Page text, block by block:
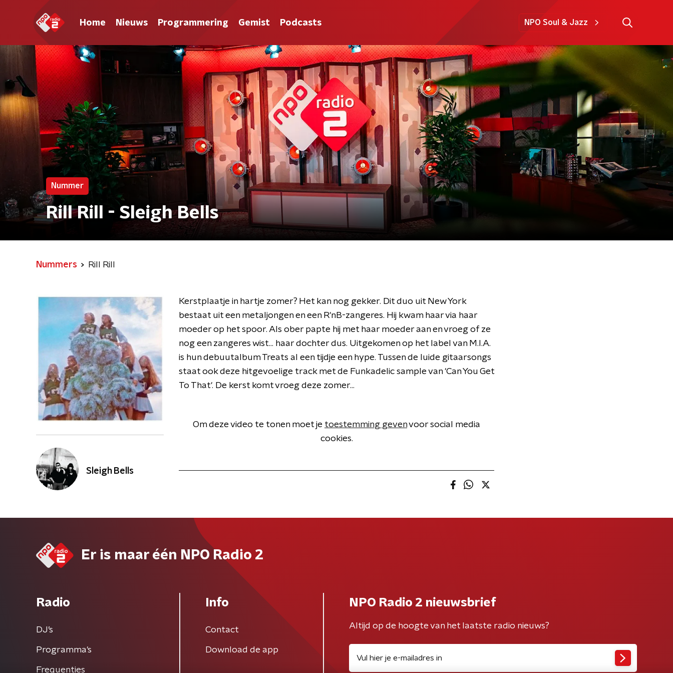
Home Nieuws Programmering Gemist Podcasts NPO Soul & Jazz
Nummer
Rill Rill - Sleigh Bells
Nummers Rill Rill
Sleigh Bells
Kerstplaatje in hartje zomer? Het kan nog gekker. Dit duo uit New York
bestaat uit een metaljongen en een R'nB-zangeres. Hij kwam haar via haar
moeder op het spoor. Als ober papte hij met haar moeder aan en vroeg of ze
nog een zangeres wist... haar dochter dus. Uitgekomen op het label van M.I.A.
is hun debuutalbum Treats al een tijdje een hype. Tussen de luide gitaarsongs
staat ook deze hitgevoelige track met de Funkadelic sample van 'Can You Get
To That'. De kerst komt vroeg deze zomer...
Om deze video te tonen moet je toestemming gevenvoor social media
cookies.
Er is maar één NPO Radio 2
Radio
DJ’s
Programma's
Frequenties
Info
Contact
Download de app
NPO Radio 2 nieuwsbrief
Altijd op de hoogte van het laatste radio nieuws?